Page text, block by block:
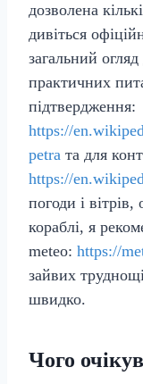
дозволена
дивіться
загальний
практичних
підтвердження:
https://
petra та для
https://
погоди і
кораблі, я
meteo: https://
зайвих
швидко.
Чого